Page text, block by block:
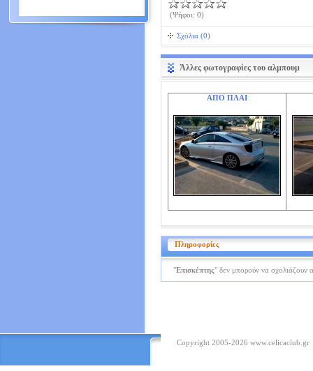
(Ψήφοι: 0)
Σχόλια (0)
Άλλες φωτογραφίες του αλμπουμ
ΑΠΟ ΠΛΑΙ
Πληροφορίες
"Επισκέπτης" δεν μπορούν να σχολιάζουν
Copyright 2005-2026 www.celicaclub.gr